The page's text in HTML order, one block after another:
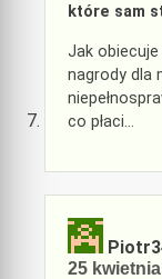
które sam
Jak
nagrody dla
co płaci…
25